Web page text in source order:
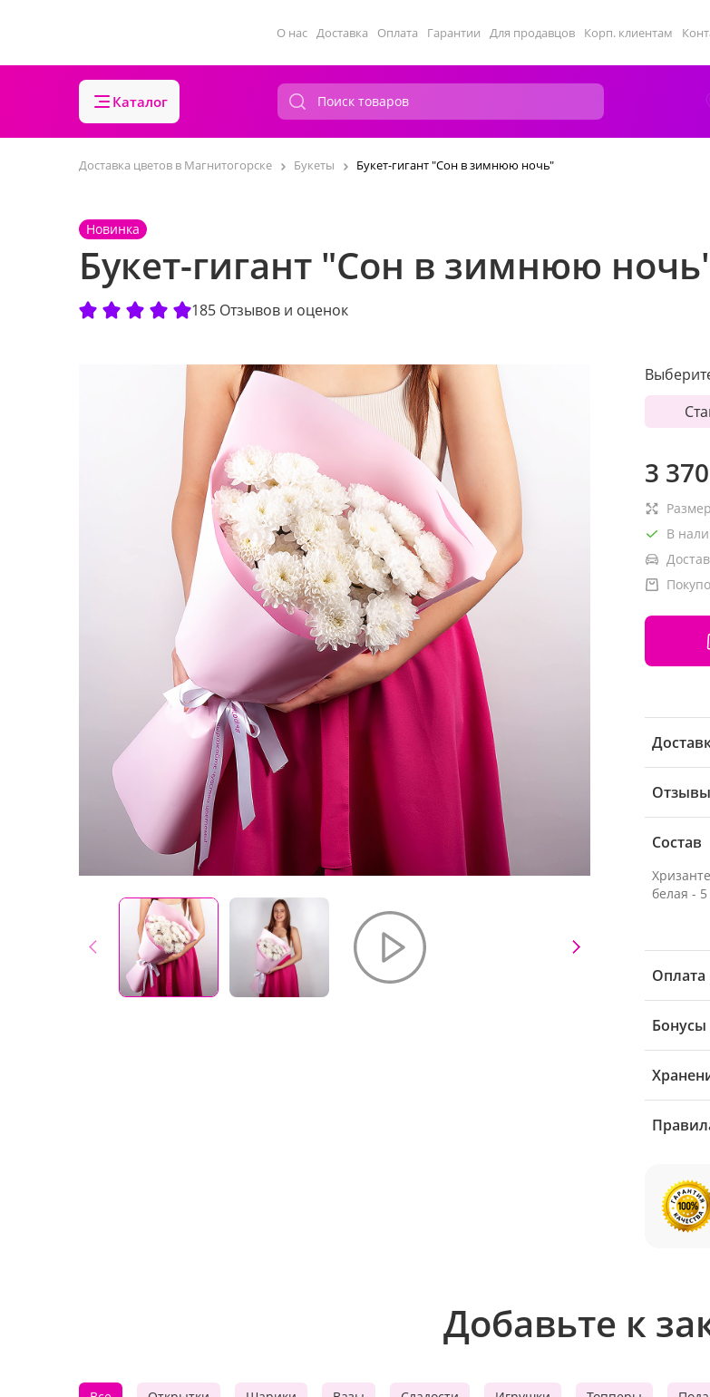
О нас Доставка Оплата Гарантии Для продавцов Корп. клиентам
Каталог
Доставка цветов в Магнитогорске Букеты Букет-гигант "Сон в зимнюю ночь"
Новинка
Букет-гигант "Сон в зимнюю
185 Отзывов и оценок
3 370
В
Отзывы
Состав
белая -
Оплата
Бонусы
Добавьте к